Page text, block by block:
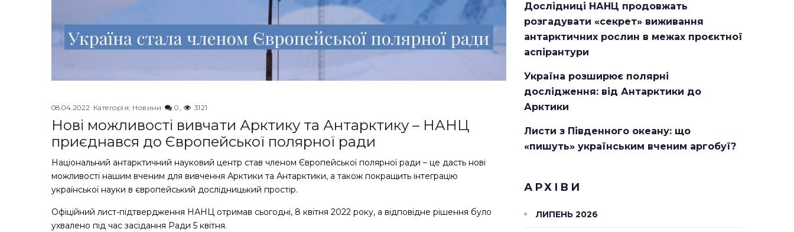
08.04.2022 Категорія: Новини 0 3121
Нові можливості вивчати Арктику та Антарктику – НАНЦ
приєднався до Європейської полярної ради
Національний антарктичний науковий центр став членом Європейської полярної ради – це дасть нові
можливості нашим вченим для вивчення Арктики та Антарктики, а також покращить інтеграцію
української науки в європейський дослідницький простір.
Офіційний лист-підтвердження НАНЦ отримав сьогодні, 8 квітня 2022 року, а відповідне рішення було
ухвалено під час засідання Ради 5 квітня.
Дослідниці НАНЦ продовжать
розгадувати «секрет» виживання
антарктичних рослин в межах проєктної
аспірантури
Україна розширює полярні
дослідження: від Антарктики до
Арктики
Листи з Південного океану: що
«пишуть» українським вченим аргобуї?
АРХІВИ
ЛИПЕНЬ 2026